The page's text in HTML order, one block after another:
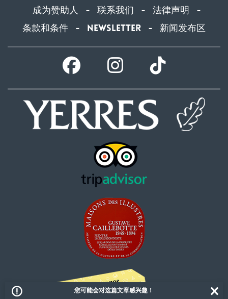
成为赞助人 - 联系我们 - 法律声明 -
条款和条件 - Newsletter - 新闻发布区
您可能会对这篇文章感兴趣！